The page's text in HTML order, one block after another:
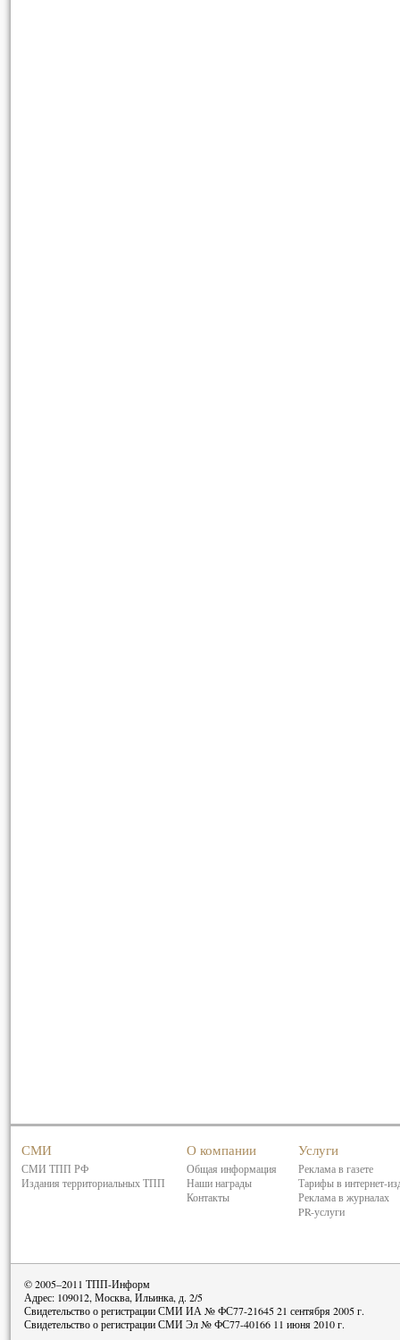
СМИ
СМИ ТПП РФ
Издания территориальных ТПП
О компании
Общая информация
Наши награды
Контакты
Услуги
Реклама в газете
Тарифы в интернет-
Реклама в журналах
PR-услуги
© 2005–2011 ТПП-Информ
Адрес: 109012, Москва, Ильинка, д. 2/5
Свидетельство о регистрации СМИ ИА № ФС77-21645 21 сентября 2005 г.
Свидетельство о регистрации СМИ Эл № ФС77-40166 11 июня 2010 г.